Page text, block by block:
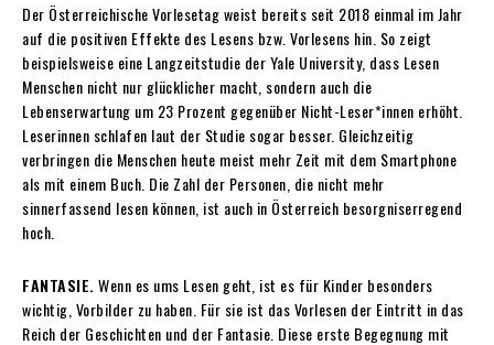
Der Österreichische Vorlesetag weist bereits seit 2018 einmal im Jahr
auf die positiven Effekte des Lesens bzw. Vorlesens hin. So zeigt
beispielsweise eine Langzeitstudie der Yale University, dass Lesen
Menschen nicht nur glücklicher macht, sondern auch die
Lebenserwartung um 23 Prozent gegenüber Nicht-Leser*innen erhöht.
Leserinnen schlafen laut der Studie sogar besser. Gleichzeitig
verbringen die Menschen heute meist mehr Zeit mit dem Smartphone
als mit einem Buch. Die Zahl der Personen, die nicht mehr
sinnerfassend lesen können, ist auch in Österreich besorgniserregend
hoch.
FANTASIE. Wenn es ums Lesen geht, ist es für Kinder besonders
wichtig, Vorbilder zu haben. Für sie ist das Vorlesen der Eintritt in das
Reich der Geschichten und der Fantasie. Diese erste Begegnung mit